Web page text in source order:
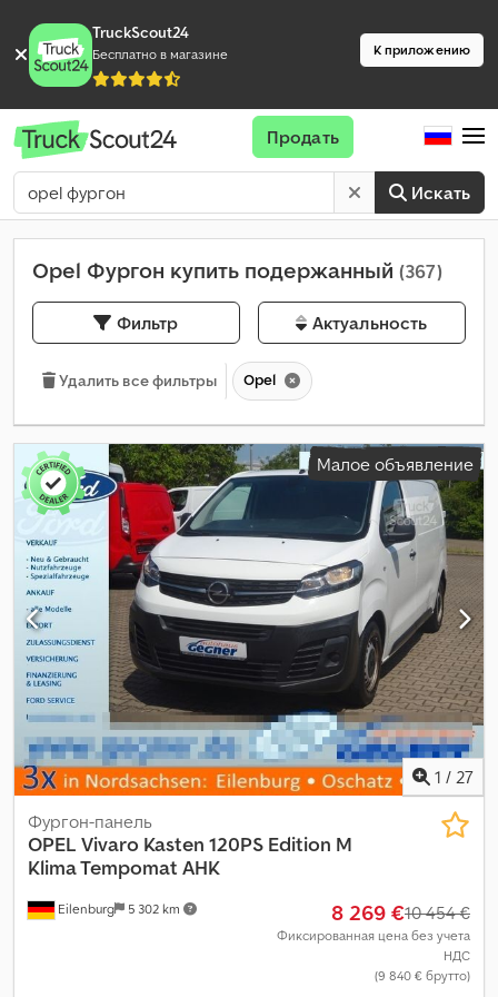
TruckScout24
Бесплатно в магазине К приложению
Искать
Продать
Opel Фургон купить подержанный (367)
Фильтр Актуальность
Удалить все фильтры Opel
Малое объявление
1 / 27
Eilenburg 5 302 km
Фургон-панель
OPEL Vivaro Kasten 120PS Edition M
Klima Tempomat AHK
8 269 €10 454 €
Фиксированная цена без учета
НДС
(9 840 € брутто)